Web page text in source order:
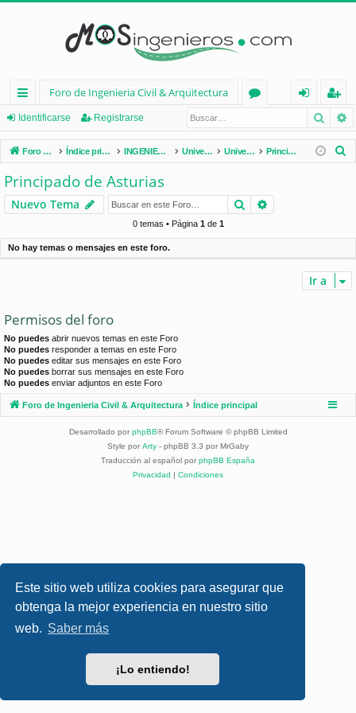
Este sitio web utiliza cookies para asegurar que
obtenga la mejor experiencia en nuestro sitio
web. Saber más
¡Lo entiendo!
nl
ac
es
rá
pi
d
Foro de Ingenieria Civil & Arquitectura
os
nt
ifi
e
eg
ist
ra
Identificarse Registrarse
Foro de Ingenieria Civil & Arquitectura Índice principal INGENIERÍA CIVIL (España) Universidades de España Universidades por Comunidades Principado de Asturias
r
Principado de Asturias
Nuevo Tema Buscar
0 temas • Página 1de 1
No hay temas o mensajes en este foro.
Ir a
Permisos del foro
No puedes abrir nuevos temas en este Foro
No puedes responder a temas en este Foro
No puedes editar sus mensajes en este Foro
No puedes borrar sus mensajes en este Foro
No puedes enviar adjuntos en este Foro
Foro de Ingenieria Civil & Arquitectura Índice principal
Desarrollado por phpBB® Forum Software © phpBB Limited
Style por Arty - phpBB 3.3 por MrGaby
Traducción al español por phpBB España
Privacidad | Condiciones